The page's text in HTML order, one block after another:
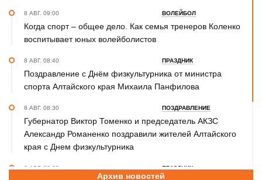
8 АВГ. 09:00 ВОЛЕЙБОЛ
Когда спорт – общее дело. Как семья тренеров Коленко
воспитывает юных волейболистов
8 АВГ. 08:40 ПРАЗДНИК
Поздравление с Днём физкультурника от министра
спорта Алтайского края Михаила Панфилова
8 АВГ. 08:30 ПОЗДРАВЛЕНИЕ
Губернатор Виктор Томенко и председатель АКЗС
Александр Романенко поздравили жителей Алтайского
края с Днем физкультурника
8 АВГ. 08:20 ПРАЗДНИК
Архив новостей